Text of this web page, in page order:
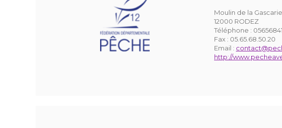
Moulin de la
12000 RODEZ
Téléphone :
Fax : 05.65.68.50.20
Email :
http://